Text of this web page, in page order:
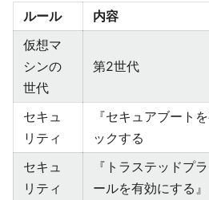
ルール
内容
仮想マ
シンの
世代
第2世代
セキュ
リティ
『セキュアブート
ックする
セキュ
リティ
『トラステッドプ
ールを有効にする